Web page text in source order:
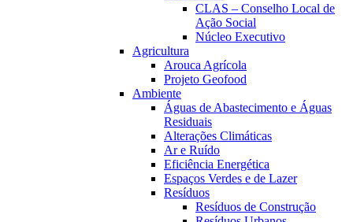
CLAS – Conselho Local de
Ação Social
Núcleo Executivo
Agricultura
Arouca Agrícola
Projeto Geofood
Ambiente
Águas de Abastecimento e Águas
Residuais
Alterações Climáticas
Ar e Ruído
Eficiência Energética
Espaços Verdes e de Lazer
Resíduos
Resíduos de Construção